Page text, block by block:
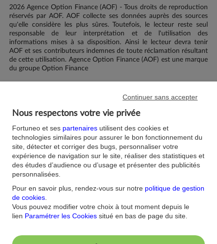
2026 Agence Option Finance (AOF) - Tous droits de reproduction
réservés par AOF. AOF collecte ses données auprès des sources
qu'elle considère les plus sûres. Toutefois, le lecteur reste seul
responsable de leur interprétation et de l'utilisation des
informations mises à sa disposition. Ainsi le lecteur devra tenir
AOF et ses contributeurs indemnes de toute réclamation résultant
de cette utilisation. Agence Option Finance (AOF) est une marque
du groupe Option Finance
J'aime ma banque.
Nous contacter
Parrainage
Espace Presse
Aide/FAQ
conforme
Mentions légales
Nous respectons votre vie privée
Fortuneo et ses partenaires utilisent des cookies et
technologies similaires pour assurer le bon fonctionnement du
site, détecter et corriger des bugs, personnaliser votre
expérience de navigation sur le site, réaliser des statistiques et
des études d’audience ou d’usage et présenter des publicités
personnalisées.
Pour en savoir plus, rendez-vous sur notre politique de gestion
de cookies
Vous pouvez modifier votre choix à tout moment depuis le
lien Paramétrer les Cookies situé en bas de page du site.
Continuer sans accepter